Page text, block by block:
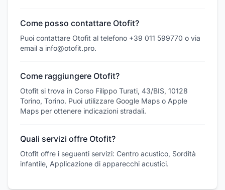
Come posso contattare Otofit?
Puoi contattare Otofit al telefono +39 011 599770 o via
email a info@otofit.pro.
Come raggiungere Otofit?
Otofit si trova in Corso Filippo Turati, 43/BIS, 10128
Torino, Torino. Puoi utilizzare Google Maps o Apple
Maps per ottenere indicazioni stradali.
Quali servizi offre Otofit?
Otofit offre i seguenti servizi: Centro acustico, Sordità
infantile, Applicazione di apparecchi acustici.